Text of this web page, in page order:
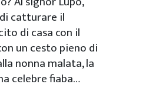
catturare il
di casa con il
un cesto pieno di
nonna malata, la
celebre fiaba…